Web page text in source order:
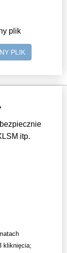
plik
PLIK
itp.
kliknięcia;